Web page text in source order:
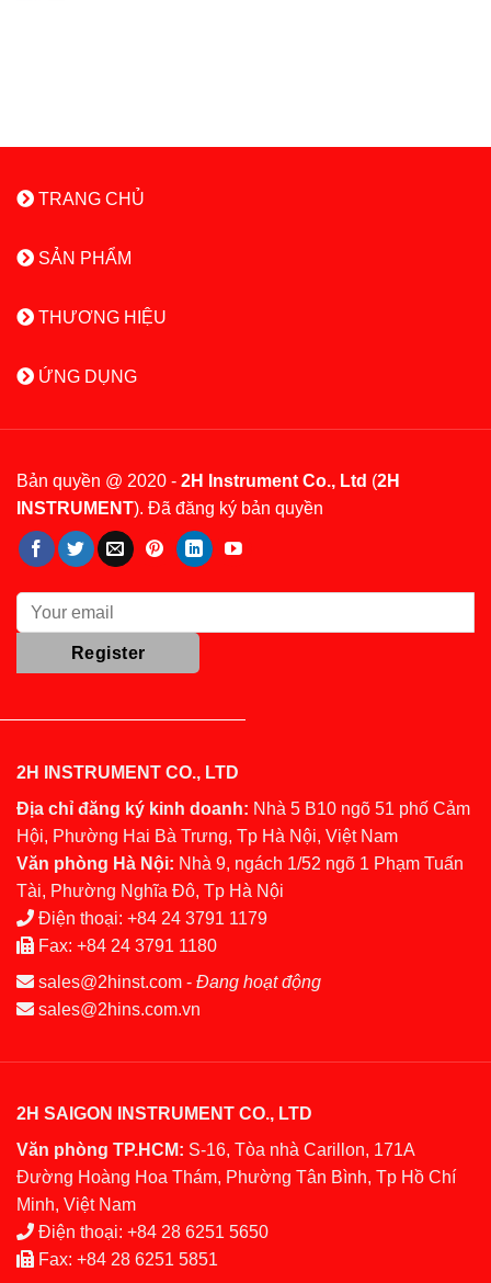
TRANG CHỦ
SẢN PHẨM
THƯƠNG HIỆU
ỨNG DỤNG
Bản quyền @ 2020 - 2H Instrument Co., Ltd (2H
INSTRUMENT). Đã đăng ký bản quyền
2H INSTRUMENT CO., LTD
Địa chỉ đăng ký kinh doanh: Nhà 5 B10 ngõ 51 phố Cảm
Hội, Phường Hai Bà Trưng, Tp Hà Nội, Việt Nam
Văn phòng Hà Nội: Nhà 9, ngách 1/52 ngõ 1 Phạm Tuấn
Tài, Phường Nghĩa Đô, Tp Hà Nội
Điện thoại: +84 24 3791 1179
Fax: +84 24 3791 1180
sales@2hinst.com - Đang hoạt động
sales@2hins.com.vn
2H SAIGON INSTRUMENT CO., LTD
Văn phòng TP.HCM: S-16, Tòa nhà Carillon, 171A
Đường Hoàng Hoa Thám, Phường Tân Bình, Tp Hồ Chí
Minh, Việt Nam
Điện thoại: +84 28 6251 5650
Fax: +84 28 6251 5851